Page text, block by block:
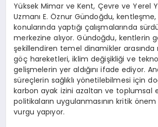
Yüksek Mimar ve Kent, Çevre ve Yerel
Uzmanı E. Öznur Gündoğdu,
konularında yaptığı çalışmalarında
merkezine alıyor. Gündoğdu, kentlerin
şekillendiren temel dinamikler arasında
göç hareketleri, iklim değişikliği ve
gelişmelerin yer aldığını ifade ediyor.
süreçlerin sağlıklı yönetilebilmesi için
karbon ayak izini azaltan ve toplumsal
politikaların uygulanmasının kritik önem
vurgu yapıyor.